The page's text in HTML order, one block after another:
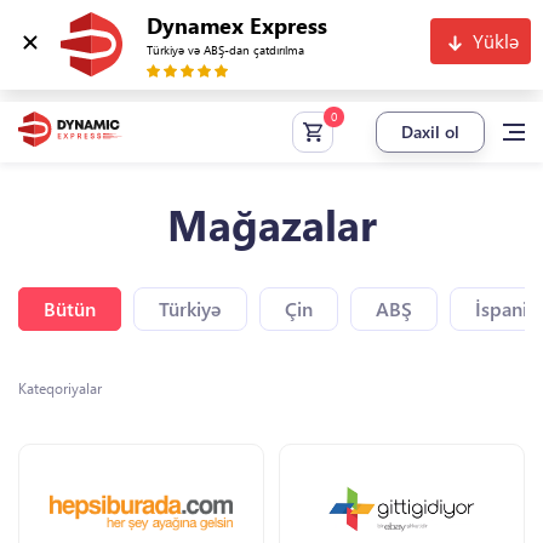
Dynamex Express
Türkiyə və ABŞ-dan çatdırılma Yüklə
Daxil ol
Mağazalar
Bütün Türkiyə Çin ABŞ
Kateqoriyalar